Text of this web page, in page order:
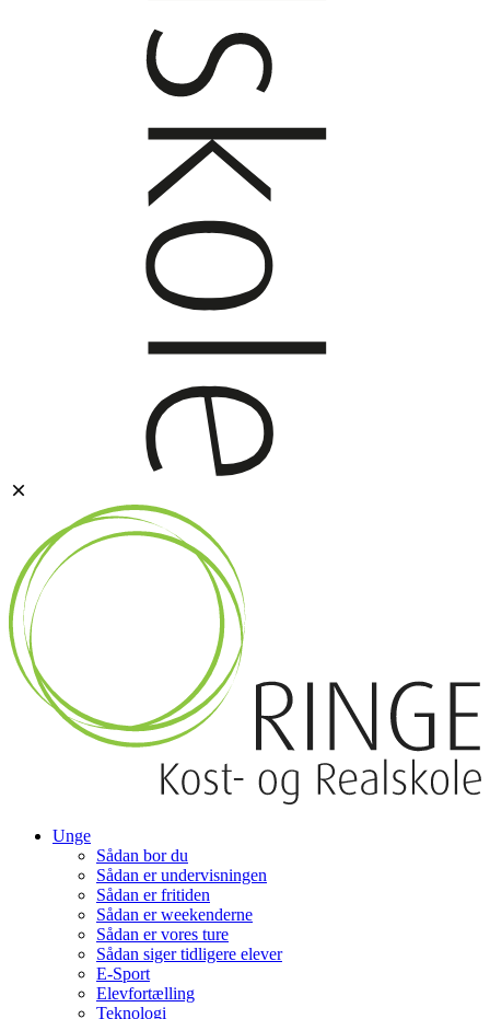
Unge
Sådan bor du
Sådan er undervisningen
Sådan er fritiden
Sådan er weekenderne
Sådan er vores ture
Sådan siger tidligere elever
E-Sport
Elevfortælling
Teknologi